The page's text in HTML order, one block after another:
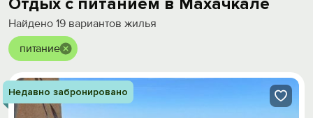
Найдено 19 вариантов жилья
питание
Недавно забронировано